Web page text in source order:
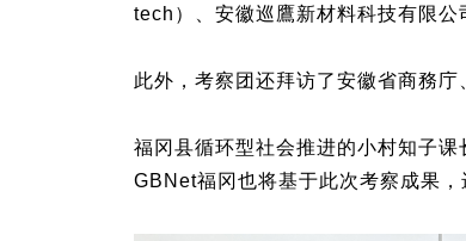
tech）、安徽巡鷹新材料科技有限公
此外，考察团还拜访了安徽省商務
福冈县循环型社会推进的小村知子课
GBNet福冈也将基于此次考察成果